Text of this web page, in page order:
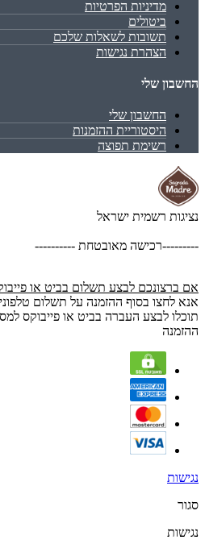
מדיניות הפרטיות
ביטולים
תשובות לשאלות שלכם
הצהרת נגישות
החשבון שלי
החשבון שלי
היסטוריית ההזמנות
רשימת תפוצה
נציגות רשמית ישראל
---------רכישה מאובטחת ----------
אם ברצונכם לבצע תשלום בביט או
אנא לחצו בסוף ההזמנה על תשלום
ההזמנה
נגישות
סגור
נגישות